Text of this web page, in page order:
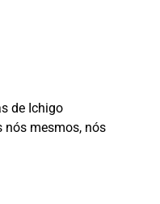
de Ichigo
nós mesmos, nós